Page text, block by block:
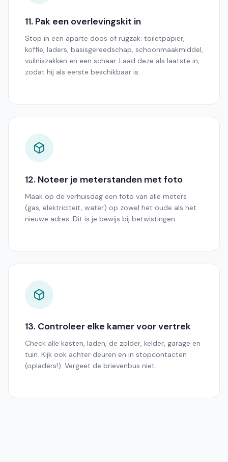
11. Pak een overlevingskit in
Stop in een aparte doos of rugzak: toiletpapier,
koffie, laders, basisgereedschap, schoonmaakmiddel,
vuilniszakken en een schaar. Laad deze als laatste in,
zodat hij als eerste beschikbaar is.
12. Noteer je meterstanden met foto
Maak op de verhuisdag een foto van alle meters
(gas, elektriciteit, water) op zowel het oude als het
nieuwe adres. Dit is je bewijs bij betwistingen.
13. Controleer elke kamer voor vertrek
Check alle kasten, laden, de zolder, kelder, garage en
tuin. Kijk ook achter deuren en in stopcontacten
(opladers!). Vergeet de brievenbus niet.